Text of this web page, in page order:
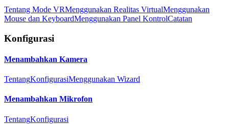
Tentang Mode VRMenggunakan Realitas VirtualMenggunakan
Mouse dan KeyboardMenggunakan Panel KontrolCatatan
Konfigurasi
Menambahkan Kamera
TentangKonfigurasiMenggunakan Wizard
Menambahkan Mikrofon
TentangKonfigurasi